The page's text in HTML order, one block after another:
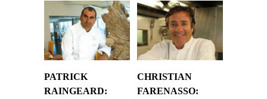
PATRICK
RAINGEARD:
CHRISTIAN
FARENASSO: